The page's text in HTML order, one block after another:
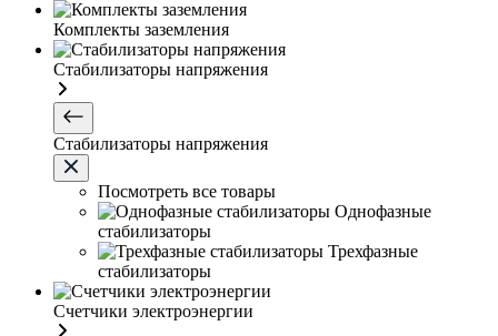
Комплекты заземления
Стабилизаторы напряжения
Стабилизаторы напряжения
Посмотреть все товары
Однофазные
стабилизаторы
Трехфазные
стабилизаторы
Счетчики электроэнергии